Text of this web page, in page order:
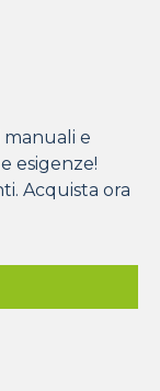
manuali e
esigenze!
Acquista ora